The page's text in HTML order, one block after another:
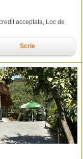
acceptata, Loc de
Scrie